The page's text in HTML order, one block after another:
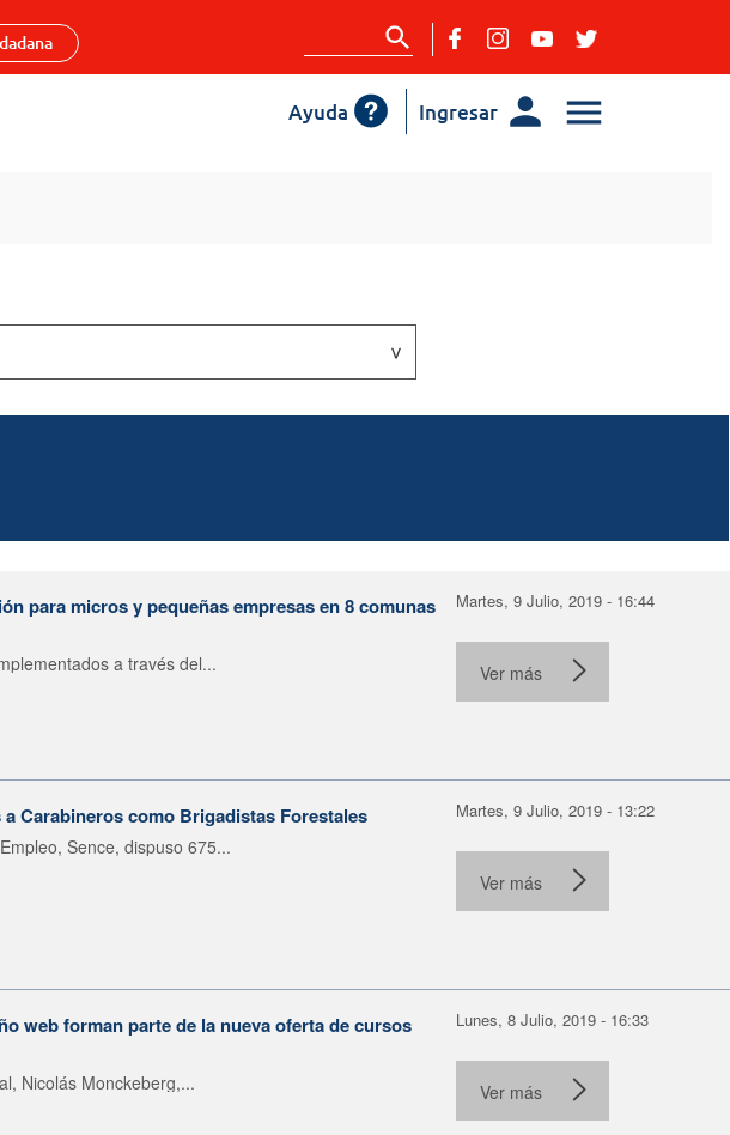
Ingresar
Ayuda
para micros y pequeñas empresas en 8 comunas
a través del...
Martes, 9 Julio, 2019 - 16:44
Ver más
Carabineros como Brigadistas Forestales
Sence, dispuso 675...
Martes, 9 Julio, 2019 - 13:22
Ver más
web forman parte de la nueva oferta de cursos
Nicolás Monckeberg,...
Lunes, 8 Julio, 2019 - 16:33
Ver más